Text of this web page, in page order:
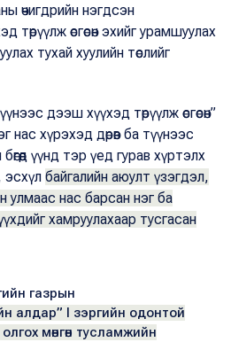
өчигдрийн нэгдсэн
төрүүлж өсгөсөн эхийг урамшуулах
тухай хуулийн төслийг
дээш хүүхэд төрүүлж өсгөсөн”
нас хүрэхэд дөрөв ба түүнээс
үүнд тэр үед гурав хүртэлх
эсхүл байгалийн аюулт үзэгдэл,
улмаас нас барсан нэг ба
хамруулахаар тусгасан
газрын
алдар” I зэргийн одонтой
мөнгөн тусламжийн